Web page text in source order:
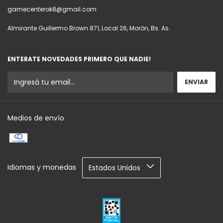
gamecenterok8@gmail.com
Almirante Guillermo Brown 871, Local 26, Morón, Bs. As.
ENTERATE NOVEDADES PRIMERO QUE NADIE!
Medios de envío
Idiomas y monedas